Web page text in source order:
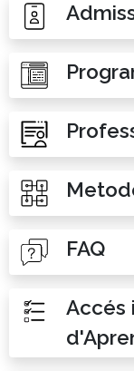
FAQ
Accés